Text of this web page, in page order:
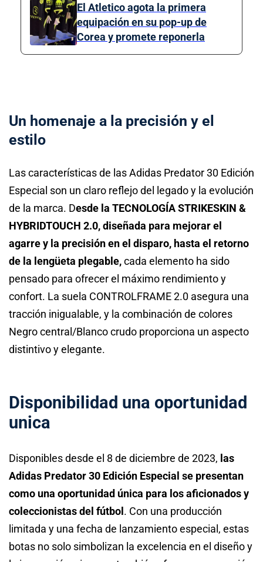
El Atletico agota la primera
equipación en su pop-up de
Corea y promete reponerla
Un homenaje a la precisión y el
estilo
Las características de las Adidas Predator 30 Edición
Especial son un claro reflejo del legado y la evolución
de la marca. Desde la TECNOLOGÍA STRIKESKIN &
HYBRIDTOUCH 2.0, diseñada para mejorar el
agarre y la precisión en el disparo, hasta el retorno
de la lengüeta plegable,cada elemento ha sido
pensado para ofrecer el máximo rendimiento y
confort. La suela CONTROLFRAME 2.0 asegura una
tracción inigualable, y la combinación de colores
Negro central/Blanco crudo proporciona un aspecto
distintivo y elegante.
Disponibilidad una oportunidad
unica
Disponibles desde el 8 de diciembre de 2023, las
Adidas Predator 30 Edición Especial se presentan
como una oportunidad única para los aficionados y
coleccionistas del fútbol . Con una producción
limitada y una fecha de lanzamiento especial, estas
botas no solo simbolizan la excelencia en el diseño y